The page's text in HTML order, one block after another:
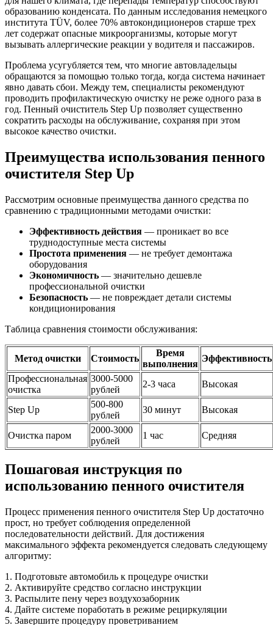
образованию конденсата. По данным исследования немецкого
института TÜV, более 70% автокондиционеров старше трех
лет содержат опасные микроорганизмы, которые могут
вызывать аллергические реакции у водителя и пассажиров.
Проблема усугубляется тем, что многие автовладельцы
обращаются за помощью только тогда, когда система начинает
явно давать сбои. Между тем, специалисты рекомендуют
проводить профилактическую очистку не реже одного раза в
год. Пенный очиститель Step Up позволяет существенно
сократить расходы на обслуживание, сохраняя при этом
высокое качество очистки.
Преимущества использования пенного
очистителя Step Up
Рассмотрим основные преимущества данного средства по
сравнению с традиционными методами очистки:
Эффективность действия — проникает во все
труднодоступные места системы
Простота применения — не требует демонтажа
оборудования
Экономичность — значительно дешевле
профессиональной очистки
Безопасность — не повреждает детали системы
кондиционирования
Таблица сравнения стоимости обслуживания:
Метод очистки Стоимость
Время
выполнения
Эффективность
Профессиональная
очистка
3000-5000
рублей
2-3 часа Высокая
Step Up
500-800
рублей
30 минут Высокая
Очистка паром
2000-3000
рублей
1 час Средняя
Пошаговая инструкция по
использованию пенного очистителя
Процесс применения пенного очистителя Step Up достаточно
прост, но требует соблюдения определенной
последовательности действий. Для достижения
максимального эффекта рекомендуется следовать следующему
алгоритму:
1. Подготовьте автомобиль к процедуре очистки
2. Активируйте средство согласно инструкции
3. Распылите пену через воздухозаборник
4. Дайте системе поработать в режиме рециркуляции
5. Завершите процедуру проветриванием